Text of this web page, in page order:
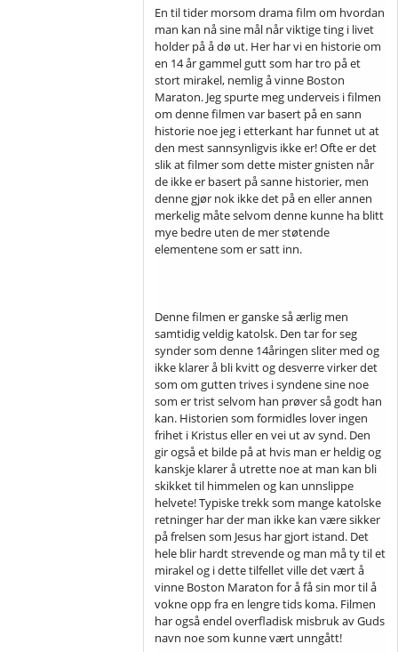
En til tider morsom drama film om hvordan
man kan nå sine mål når viktige ting i livet
holder på å dø ut. Her har vi en historie om
en 14 år gammel gutt som har tro på et
stort mirakel, nemlig å vinne Boston
Maraton. Jeg spurte meg underveis i filmen
om denne filmen var basert på en sann
historie noe jeg i etterkant har funnet ut at
den mest sannsynligvis ikke er! Ofte er det
slik at filmer som dette mister gnisten når
de ikke er basert på sanne historier, men
denne gjør nok ikke det på en eller annen
merkelig måte selvom denne kunne ha blitt
mye bedre uten de mer støtende
elementene som er satt inn.
Denne filmen er ganske så ærlig men
samtidig veldig katolsk. Den tar for seg
synder som denne 14åringen sliter med og
ikke klarer å bli kvitt og desverre virker det
som om gutten trives i syndene sine noe
som er trist selvom han prøver så godt han
kan. Historien som formidles lover ingen
frihet i Kristus eller en vei ut av synd. Den
gir også et bilde på at hvis man er heldig og
kanskje klarer å utrette noe at man kan bli
skikket til himmelen og kan unnslippe
helvete! Typiske trekk som mange katolske
retninger har der man ikke kan være sikker
på frelsen som Jesus har gjort istand. Det
hele blir hardt strevende og man må ty til et
mirakel og i dette tilfellet ville det vært å
vinne Boston Maraton for å få sin mor til å
vokne opp fra en lengre tids koma. Filmen
har også endel overfladisk misbruk av Guds
navn noe som kunne vært unngått!